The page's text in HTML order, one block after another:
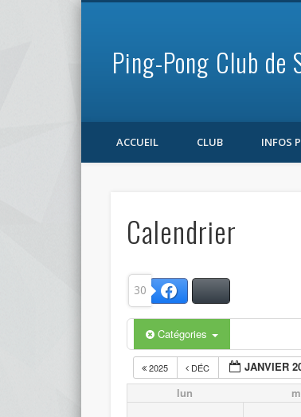
Ping-Pong Club de
Facebook
ACCUEIL CLUB INFOS
Calendrier
30
Catégories
2025 DÉC JANVIER
lun